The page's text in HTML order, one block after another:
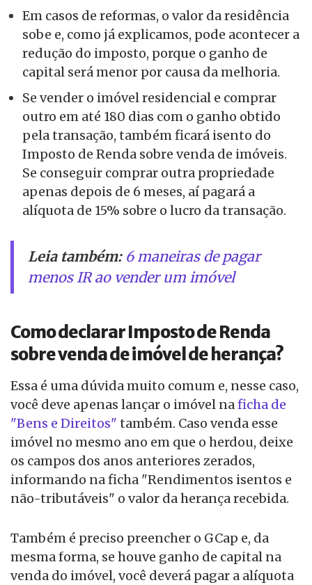
Em casos de reformas, o valor da residência
sobe e, como já explicamos, pode acontecer a
redução do imposto, porque o ganho de
capital será menor por causa da melhoria.
Se vender o imóvel residencial e comprar
outro em até 180 dias com o ganho obtido
pela transação, também ficará isento do
Imposto de Renda sobre venda de imóveis.
Se conseguir comprar outra propriedade
apenas depois de 6 meses, aí pagará a
alíquota de 15% sobre o lucro da transação.
Leia também: 6 maneiras de pagar
menos IR ao vender um imóvel
Como declarar Imposto de Renda
sobre venda de imóvel de herança?
Essa é uma dúvida muito comum e, nesse caso,
você deve apenas lançar o imóvel naficha de
"Bens e Direitos" também. Caso venda esse
imóvel no mesmo ano em que o herdou, deixe
os campos dos anos anteriores zerados,
informando na ficha "Rendimentos isentos e
não-tributáveis" o valor da herança recebida.
Também é preciso preencher o GCap e, da
mesma forma, se houve ganho de capital na
venda do imóvel, você deverá pagar a alíquota